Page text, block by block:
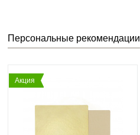
Персональные рекомендации
Акция